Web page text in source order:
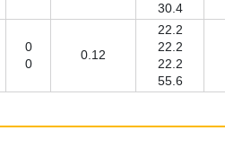
30.4
0
0
0.12
22.2
22.2
22.2
55.6